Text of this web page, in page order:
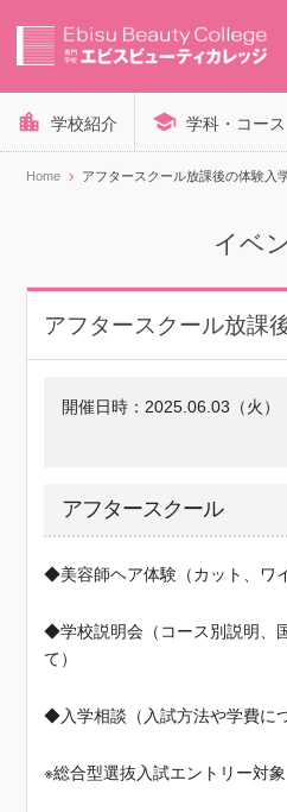
学校紹介 学科・コース
Home アフタースクール放課後の体験入
イベ
アフタースクール放課
開催日時： 2025.06.03（火）
アフタースクール
◆美容師ヘア体験（カット、ワ
◆学校説明会（コース別説明、
て）
◆入学相談（入試方法や学費に
※総合型選抜入試エントリー対象